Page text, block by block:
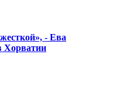
- Ева
Хорватии